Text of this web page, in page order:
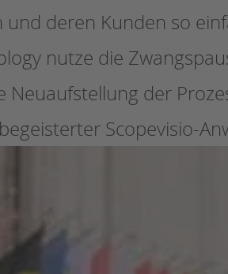
deren Kunden so
nutze die
Neuaufstellung der
Scopevisio-